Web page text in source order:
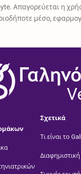
Απαγορεύεται η
μέσο,
Σχετικά
Τι είναι το